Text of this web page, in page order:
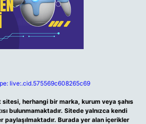
live:.cid.575569c608265c69
sitesi, herhangi bir marka, kurum veya şahıs
bulunmamaktadır. Sitede yalnızca kendi
paylaşılmaktadır. Burada yer alan içerikler